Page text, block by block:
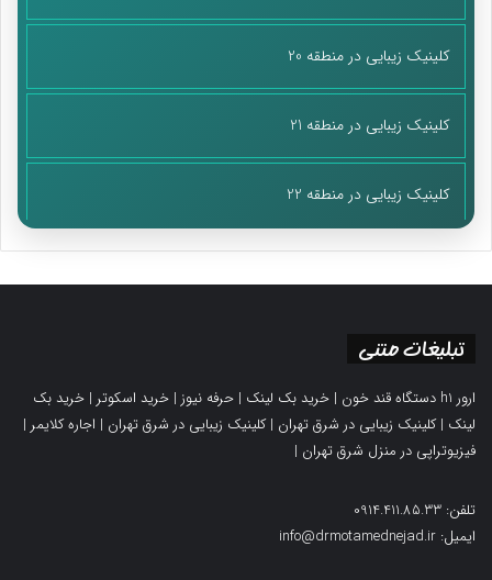
عروسی،سفر، تفریح، انواع مراسمات،دورهمی‌ها، ۱۳ بدر، شب یلدا،
تحویل سال نو و غیره».
*جناب نوابی کلا چند تا بچه داشتید که شاید از مجموعه رفتند؟
«125 بچه از مجموعه فرزندان رحمت ترخیص یا بازپیوند و یا هم
ازدواج کردند ولی همچنان با فرزندان رحمت ارتباط دارند، اینجا خانه
پدری آنهاست و هر وقت دلشان بخواهد می‌آیند و می‌روند و بعضی‌ها
تا پسر دارم که تو همین مجموعه و در کنار این بچه‌ها دارند بزرگ
می‌شوند و تو مدرسه مشترک با بچه‌ها هم درس می‌خوانند؛ خیلی
وقت‌ها هم شب را همین جا می‌خوابند و علاقه‌ای ندارند به خانه
کلینیک زیبایی در منطقه 20
کلینیک زیبایی در منطقه 21
کلینیک زیبایی در منطقه 22
تبلیغات متنی
ارور h1 دستگاه قند خون | خرید بک لینک | حرفه نیوز | خرید اسکوتر | خرید بک
لینک |کلینیک زیبایی در شرق تهران |کلینیک زیبایی در شرق تهران | اجاره کلایمر |
فیزیوتراپی در منزل شرق تهران |
تلفن: 0914.411.85.33
ایمیل: info@drmotamednejad.ir